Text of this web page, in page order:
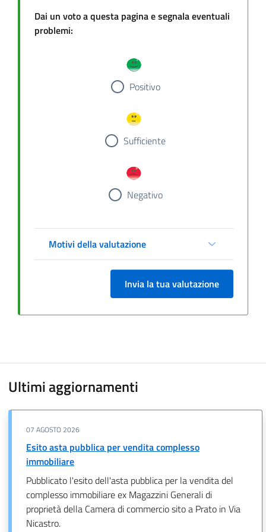
Dai un voto a questa pagina e segnala eventuali
problemi:
Positivo
Sufficiente
Negativo
Motivi della valutazione
Invia la tua valutazione
Ultimi aggiornamenti
07 AGOSTO 2026
Esito asta pubblica per vendita complesso
immobiliare
Pubblicato l'esito dell'asta pubblica per la vendita del
complesso immobiliare ex Magazzini Generali di
proprietà della Camera di commercio sito a Prato in Via
Nicastro.